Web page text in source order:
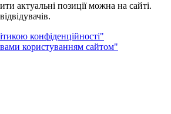
актуальні позиції можна на сайті.
конфіденційності"
користуванням сайтом"